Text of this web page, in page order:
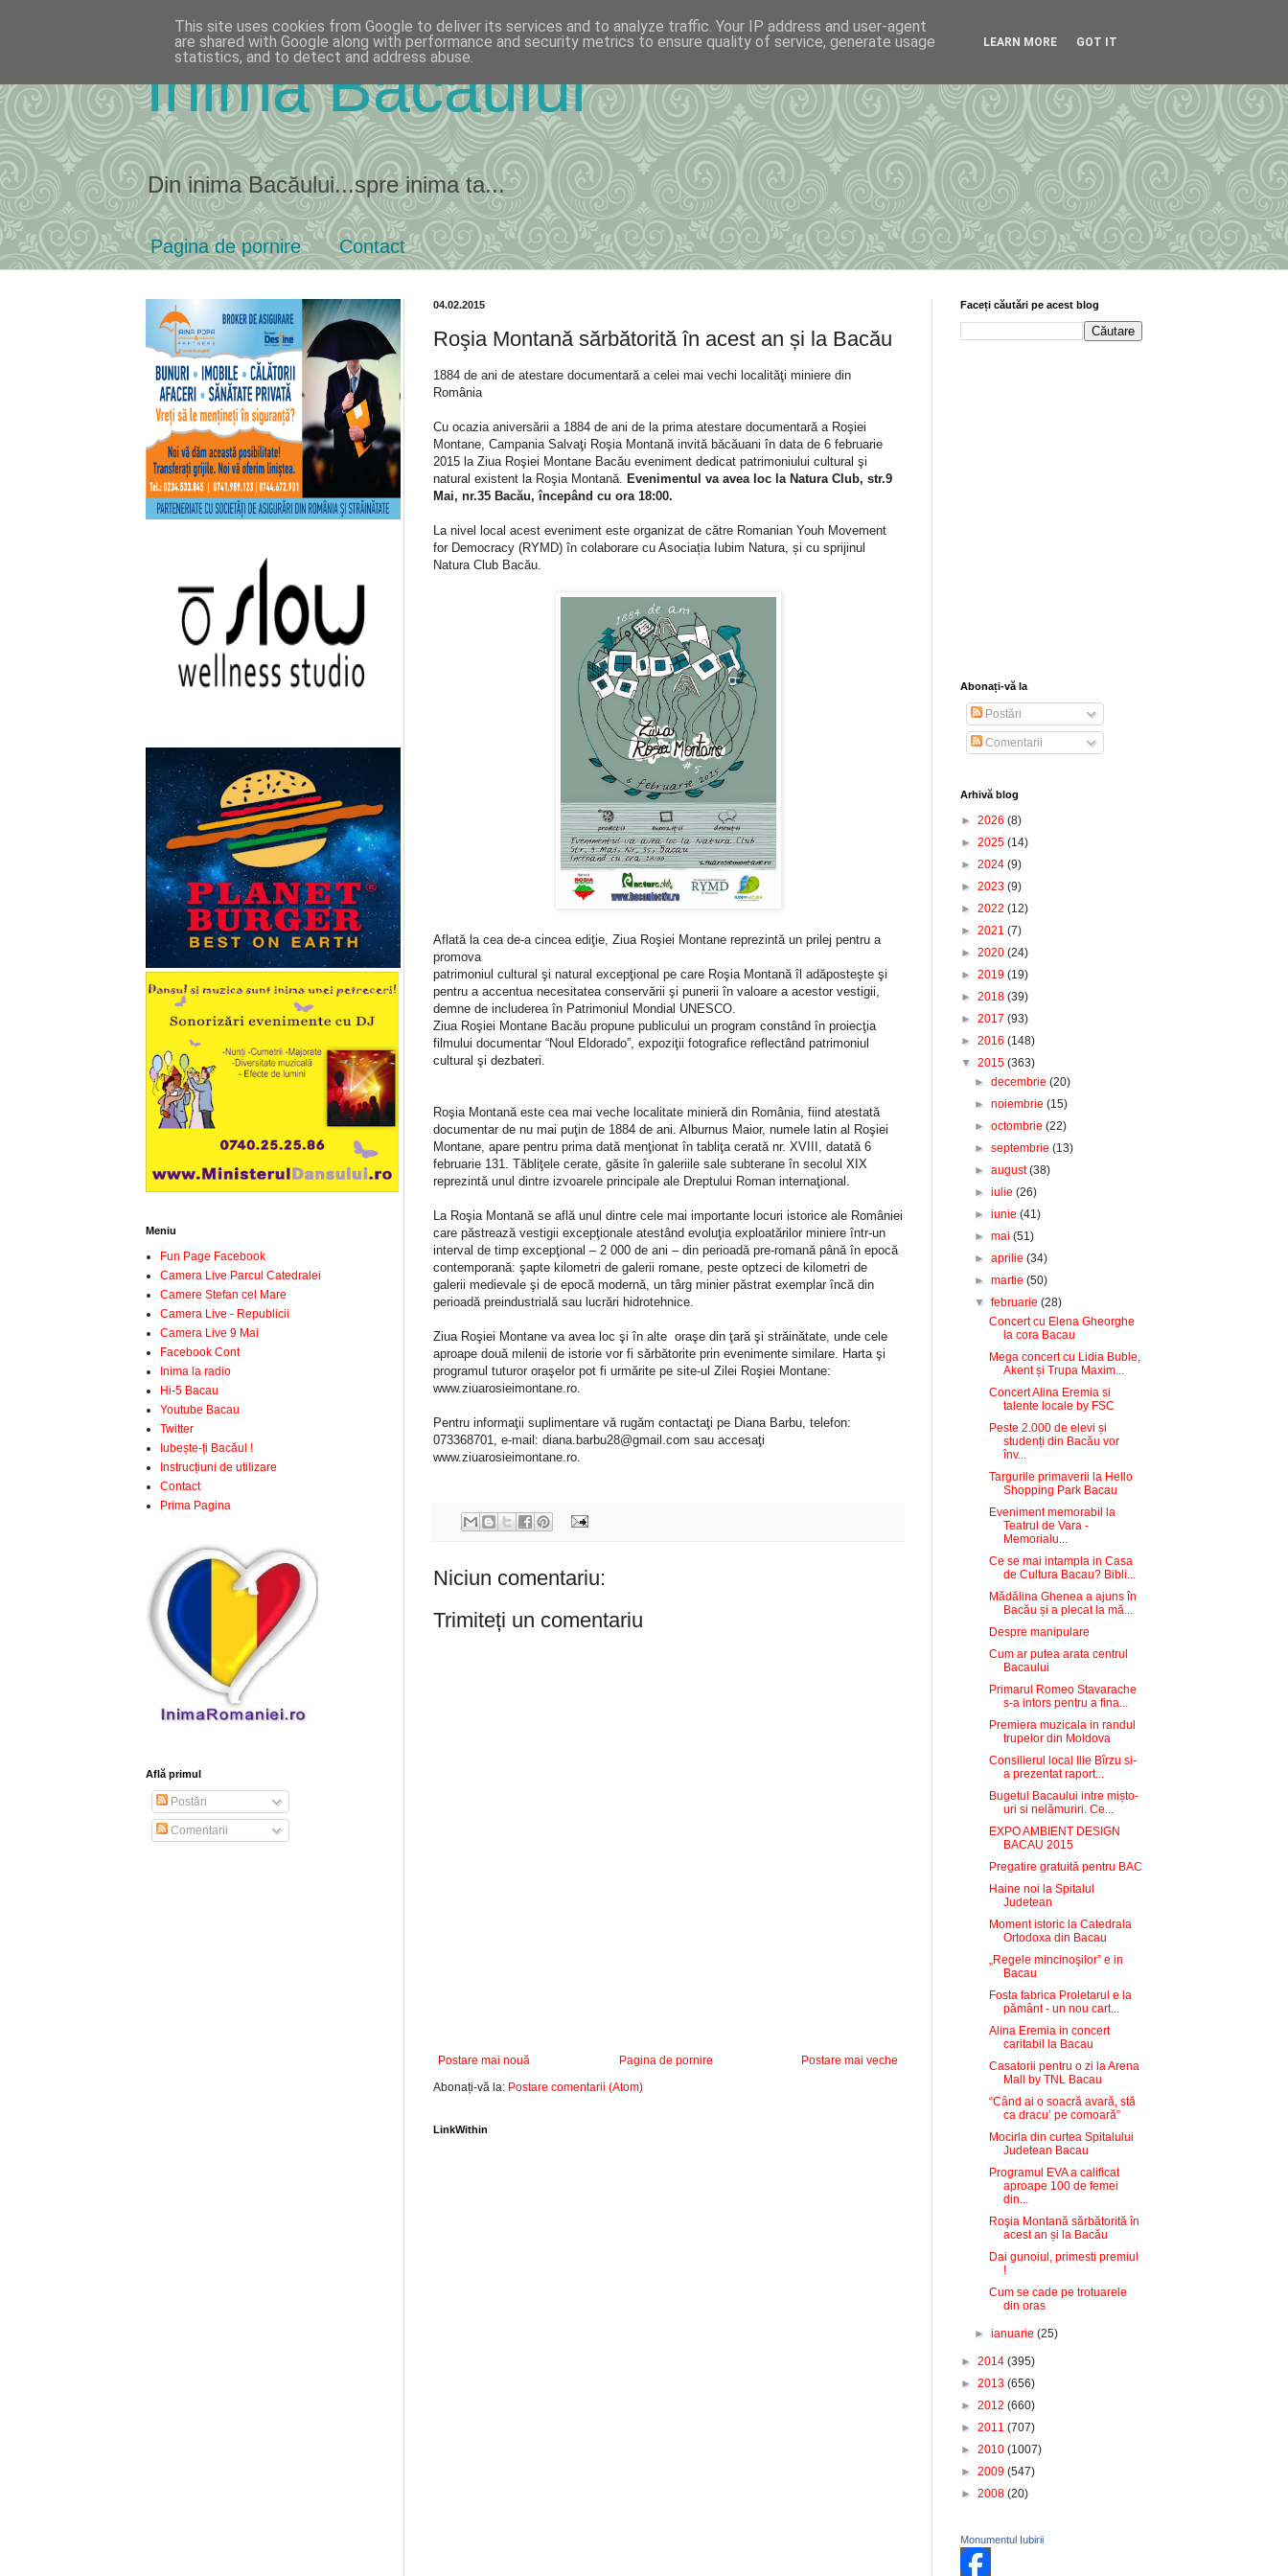
Inima Bacăului
Din inima Bacăului...spre inima ta...
Pagina de pornire Contact
04.02.2015
Roşia Montană sărbătorită în acest an și la Bacău
1884 de ani de atestare documentară a celei mai vechi localităţi miniere din
România
Cu ocazia aniversării a 1884 de ani de la prima atestare documentară a Roşiei
Montane, Campania Salvaţi Roşia Montană invită băcăuani în data de 6 februarie
2015 la Ziua Roşiei Montane Bacău eveniment dedicat patrimoniului cultural şi
natural existent la Roşia Montană. Evenimentul va avea loc la Natura Club, str.9
Mai, nr.35 Bacău, începând cu ora 18:00.
La nivel local acest eveniment este organizat de către Romanian Youh Movement
for Democracy (RYMD) în colaborare cu Asociația Iubim Natura, și cu sprijinul
Natura Club Bacău.
Aflată la cea de-a cincea ediţie, Ziua Roşiei Montane reprezintă un prilej pentru a
promova
patrimoniul cultural şi natural excepţional pe care Roşia Montană îl adăposteşte şi
pentru a accentua necesitatea conservării şi punerii în valoare a acestor vestigii,
demne de includerea în Patrimoniul Mondial UNESCO.
Ziua Roşiei Montane Bacău propune publicului un program constând în proiecţia
filmului documentar “Noul Eldorado”, expoziţii fotografice reflectând patrimoniul
cultural şi dezbateri.
Roşia Montană este cea mai veche localitate minieră din România, fiind atestată
documentar de nu mai puţin de 1884 de ani. Alburnus Maior, numele latin al Roşiei
Montane, apare pentru prima dată menţionat în tabliţa cerată nr. XVIII, datată 6
februarie 131. Tăbliţele cerate, găsite în galeriile sale subterane în secolul XIX
reprezintă unul dintre izvoarele principale ale Dreptului Roman internaţional.
La Roşia Montană se află unul dintre cele mai importante locuri istorice ale României
care păstrează vestigii excepţionale atestând evoluţia exploatărilor miniere într‐un
interval de timp excepţional – 2 000 de ani – din perioadă pre‐romană până în epocă
contemporană: şapte kilometri de galerii romane, peste optzeci de kilometri de
galerii medievale şi de epocă modernă, un târg minier păstrat exemplar încă din
perioadă preindustrială sau lucrări hidrotehnice.
Ziua Roşiei Montane va avea loc şi în alte oraşe din ţară şi străinătate, unde cele
aproape două milenii de istorie vor fi sărbătorite prin evenimente similare. Harta şi
programul tuturor oraşelor pot fi urmărite pe site-ul Zilei Roşiei Montane:
www.ziuarosieimontane.ro.
Pentru informaţii suplimentare vă rugăm contactaţi pe Diana Barbu, telefon:
073368701, e-mail: diana.barbu28@gmail.com sau accesaţi
www.ziuarosieimontane.ro.
Niciun comentariu:
Trimiteți un comentariu
Postare mai nouă Postare mai veche
Pagina de pornire
Abonați-vă la: Postare comentarii (Atom)
LinkWithin
Meniu
Fun Page Facebook
Camera Live Parcul Catedralei
Camere Stefan cel Mare
Camera Live - Republicii
Camera Live 9 Mai
Facebook Cont
Inima la radio
Hi-5 Bacau
Youtube Bacau
Twitter
Iubește-ți Bacăul !
Instrucțiuni de utilizare
Contact
Prima Pagina
Află primul
Postări
Comentarii
Faceți căutări pe acest blog
Abonați-vă la
Postări
Comentarii
Arhivă blog
► 2026 (8)
► 2025 (14)
► 2024 (9)
► 2023 (9)
► 2022 (12)
► 2021 (7)
► 2020 (24)
► 2019 (19)
► 2018 (39)
► 2017 (93)
► 2016 (148)
▼ 2015 (363)
►decembrie(20)
►noiembrie(15)
►octombrie(22)
►septembrie(13)
►august(38)
►iulie(26)
►iunie(41)
►mai(51)
►aprilie(34)
►martie(50)
▼februarie(28)
Concert cu Elena Gheorghe
la cora Bacau
Mega concert cu Lidia Buble,
Akent și Trupa Maxim...
Concert Alina Eremia si
talente locale by FSC
Peste 2.000 de elevi și
studenți din Bacău vor
înv...
Targurile primaverii la Hello
Shopping Park Bacau
Eveniment memorabil la
Teatrul de Vara -
Memorialu...
Ce se mai intampla in Casa
de Cultura Bacau? Bibli...
Mădălina Ghenea a ajuns în
Bacău și a plecat la mă...
Despre manipulare
Cum ar putea arata centrul
Bacaului
Primarul Romeo Stavarache
s-a intors pentru a fina...
Premiera muzicala in randul
trupelor din Moldova
Consilierul local Ilie Bîrzu si-
a prezentat raport...
Bugetul Bacaului intre mișto-
uri si nelămuriri. Ce...
EXPO AMBIENT DESIGN
BACAU 2015
Pregatire gratuită pentru BAC
Haine noi la Spitalul
Judetean
Moment istoric la Catedrala
Ortodoxa din Bacau
„Regele mincinoşilor” e in
Bacau
Fosta fabrica Proletarul e la
pământ - un nou cart...
Alina Eremia in concert
caritabil la Bacau
Casatorii pentru o zi la Arena
Mall by TNL Bacau
“Când ai o soacră avară, stă
ca dracu’ pe comoară”
Mocirla din curtea Spitalului
Judetean Bacau
Programul EVA a calificat
aproape 100 de femei
din...
Roşia Montană sărbătorită în
acest an și la Bacău
Dai gunoiul, primesti premiul
!
Cum se cade pe trotuarele
din oras
►ianuarie(25)
► 2014 (395)
► 2013 (656)
► 2012 (660)
► 2011 (707)
► 2010 (1007)
► 2009 (547)
► 2008 (20)
Monumentul Iubirii
This site uses cookies from Google to deliver its services and to analyze traffic. Your IP address and user-agent
are shared with Google along with performance and security metrics to ensure quality of service, generate usage
statistics, and to detect and address abuse.
LEARN MORE GOT IT